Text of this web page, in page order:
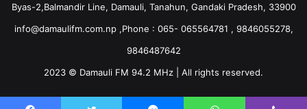
Byas-2,Balmandir Line, Damauli, Tanahun, Gandaki Pradesh, 33900
info@damaulifm.com.np,Phone : 065- 065564781 , 9846055278,
9846487642
2023 © Damauli FM 94.2 MHz | All rights reserved.